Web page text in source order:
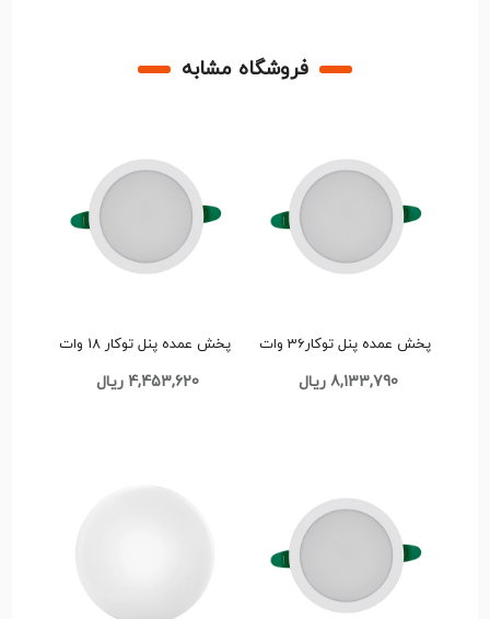
فروشگاه مشابه
پخش عمده پنل توکار36 وات
کد L407
8,133,790 ریال
پخش عمده پنل توکار 18 وات
عمده کد L410
4,453,620 ریال